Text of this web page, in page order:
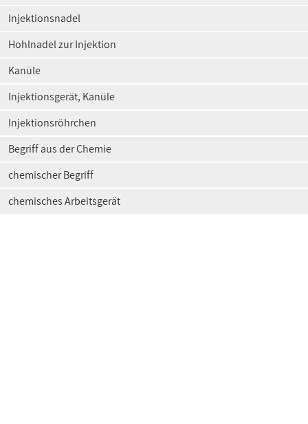
Injektionsnadel
Hohlnadel zur Injektion
Kanüle
Injektionsgerät, Kanüle
Injektionsröhrchen
Begriff aus der Chemie
chemischer Begriff
chemisches Arbeitsgerät